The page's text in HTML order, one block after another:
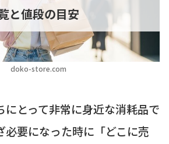
doko-store.com
と値段の目安
にとって非常に身近な消耗品で
必要になった時に「どこに売